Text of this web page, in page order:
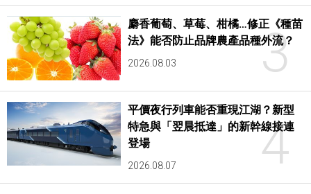
3
麝香葡萄、草莓、柑橘…修正《種苗
法》能否防止品牌農產品種外流？
2026.08.03
4
平價夜行列車能否重現江湖？新型
特急與「翌晨抵達」的新幹線接連
登場
2026.08.07